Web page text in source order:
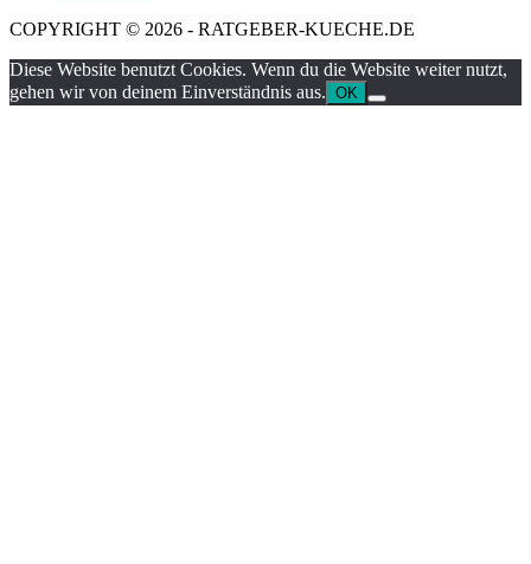
COPYRIGHT © 2026 - RATGEBER-KUECHE.DE
Diese Website benutzt Cookies. Wenn du die Website weiter nutzt,
gehen wir von deinem Einverständnis aus. OK